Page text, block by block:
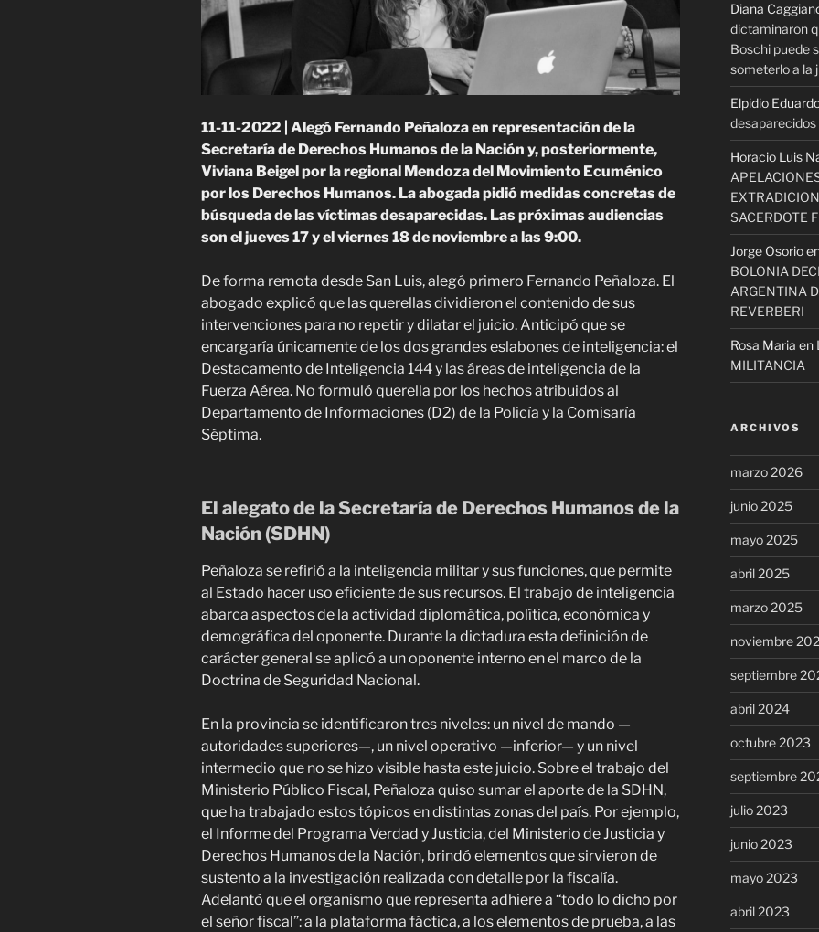
11-11-2022 | Alegó Fernando Peñaloza en representación de la
Secretaría de Derechos Humanos de la Nación y, posteriormente,
Viviana Beigel por la regional Mendoza del Movimiento Ecuménico
por los Derechos Humanos. La abogada pidió medidas concretas de
búsqueda de las víctimas desaparecidas. Las próximas audiencias
son el jueves 17 y el viernes 18 de noviembre a las 9:00.
De forma remota desde San Luis, alegó primero Fernando Peñaloza. El
abogado explicó que las querellas dividieron el contenido de sus
intervenciones para no repetir y dilatar el juicio. Anticipó que se
encargaría únicamente de los dos grandes eslabones de inteligencia: el
Destacamento de Inteligencia 144 y las áreas de inteligencia de la
Fuerza Aérea. No formuló querella por los hechos atribuidos al
Departamento de Informaciones (D2) de la Policía y la Comisaría
Séptima.
El alegato de la Secretaría de Derechos Humanos de la
Nación (SDHN)
Peñaloza se refirió a la inteligencia militar y sus funciones, que permite
al Estado hacer uso eficiente de sus recursos. El trabajo de inteligencia
abarca aspectos de la actividad diplomática, política, económica y
demográfica del oponente. Durante la dictadura esta definición de
carácter general se aplicó a un oponente interno en el marco de la
Doctrina de Seguridad Nacional.
En la provincia se identificaron tres niveles: un nivel de mando —
autoridades superiores—, un nivel operativo —inferior— y un nivel
intermedio que no se hizo visible hasta este juicio. Sobre el trabajo del
Ministerio Público Fiscal, Peñaloza quiso sumar el aporte de la SDHN,
que ha trabajado estos tópicos en distintas zonas del país. Por ejemplo,
el Informe del Programa Verdad y Justicia, del Ministerio de Justicia y
Derechos Humanos de la Nación, brindó elementos que sirvieron de
sustento a la investigación realizada con detalle por la fiscalía.
Adelantó que el organismo que representa adhiere a “todo lo dicho por
el señor fiscal”: a la plataforma fáctica, a los elementos de prueba, a las
Diana
dictaminaron
Boschi puede
someterlo a la
Elpidio
desaparecidos
Horacio Luis
SACERDOTE
Jorge Osorio
BOLONIA
ARGENTINA
REVERBERI
Rosa Maria en
MILITANCIA
ARCHIVOS
marzo 2026
junio 2025
mayo 2025
abril 2025
marzo 2025
noviembre
septiembre
abril 2024
octubre 2023
septiembre
julio 2023
junio 2023
mayo 2023
abril 2023